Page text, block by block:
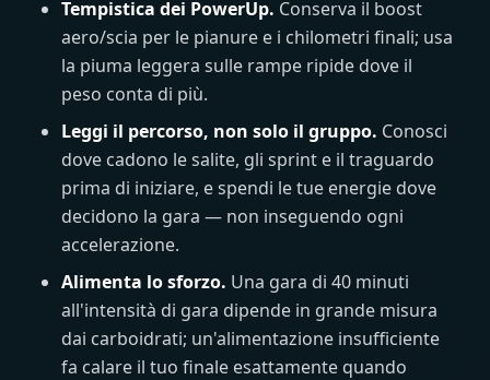
Tempistica dei PowerUp. Conserva il boost
aero/scia per le pianure e i chilometri finali; usa
la piuma leggera sulle rampe ripide dove il
peso conta di più.
Leggi il percorso, non solo il gruppo. Conosci
dove cadono le salite, gli sprint e il traguardo
prima di iniziare, e spendi le tue energie dove
decidono la gara — non inseguendo ogni
accelerazione.
Alimenta lo sforzo. Una gara di 40 minuti
all'intensità di gara dipende in grande misura
dai carboidrati; un'alimentazione insufficiente
fa calare il tuo finale esattamente quando